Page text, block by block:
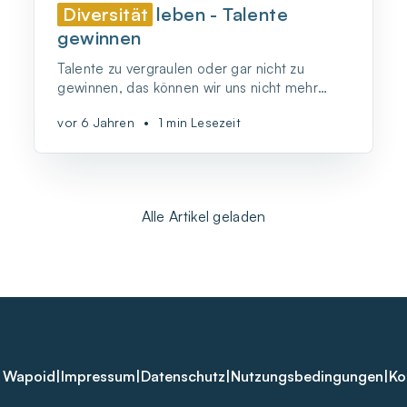
Diversität leben - Talente
gewinnen
Talente zu vergraulen oder gar nicht zu
gewinnen, das können wir uns nicht mehr
jeder Entscheidung automatisch
vor 6 Jahren • 1 min Lesezeit
Alle Artikel geladen
Impressum Datenschutz Nutzungsbedingungen